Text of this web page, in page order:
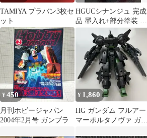
TAMIYA プラバン3枚セ
ット
HGUCシナンジュ 完成
品 墨入れ+部分塗装 ジ
ャンク 欠品なし
¥450
月刊ホビージャパン
2004年2月号 ガンプラ
¥ 1,860
HG ガンダム フルアー
マーポルタノヴァ ガン